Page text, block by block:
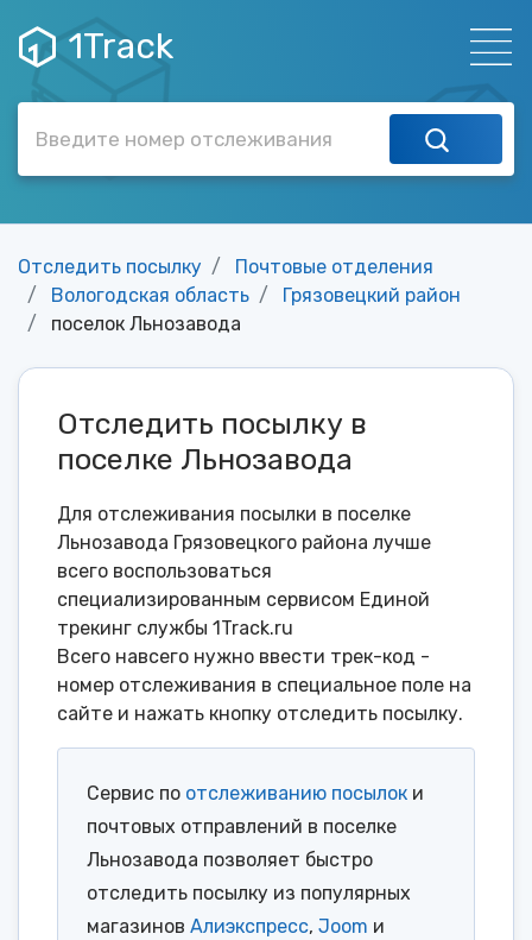
1Track
Отследить посылку
Почтовые отделения
Вологодская область
Грязовецкий район
поселок Льнозавода
Отследить посылку в
поселке Льнозавода
Для отслеживания посылки в поселке
Льнозавода Грязовецкого района лучше
всего воспользоваться
специализированным сервисом Единой
трекинг службы 1Track.ru
Всего навсего нужно ввести трек-код -
номер отслеживания в специальное поле на
сайте и нажать кнопку отследить посылку.
Сервис по отслеживанию посылок и
почтовых отправлений в поселке
Льнозавода позволяет быстро
отследить посылку из популярных
магазинов Алиэкспресс, Joom и